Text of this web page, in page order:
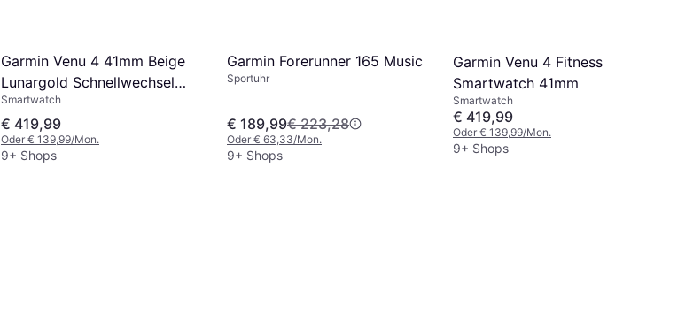
Garmin Venu 4 41mm Beige
Lunargold Schnellwechsel
Silikon Armband
Smartwatch
€ 419,99
Oder € 139,99/Mon.
9+ Shops
Garmin Forerunner 165 Music
Sportuhr
€ 189,99€ 223,28
Oder € 63,33/Mon.
9+ Shops
Garmin Venu 4 Fitness
Smartwatch 41mm
Smartwatch
€ 419,99
Oder € 139,99/Mon.
9+ Shops